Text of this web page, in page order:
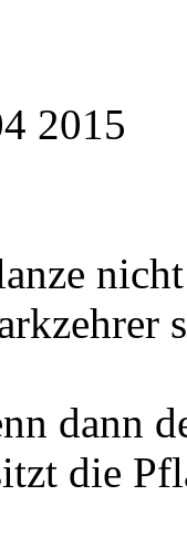
2015
dann
die